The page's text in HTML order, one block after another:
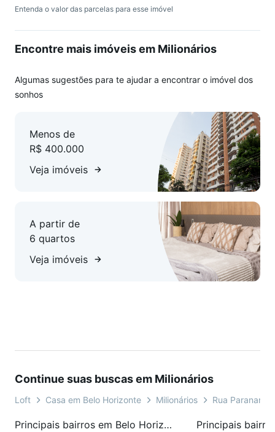
Entenda o valor das parcelas para esse imóvel
Encontre mais imóveis em Milionários
Algumas sugestões para te ajudar a encontrar o imóvel dos
sonhos
Menos de
R$ 400.000
Veja imóveis
A partir de
6 quartos
Veja imóveis
Continue suas buscas em Milionários
Loft Casa em Belo Horizonte Milionários Rua Paranan
Principais bairros em Belo Horizonte, MG